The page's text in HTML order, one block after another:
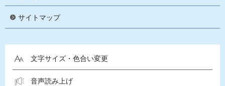
サイトマップ
文字サイズ・色合い変更
音声読み上げ